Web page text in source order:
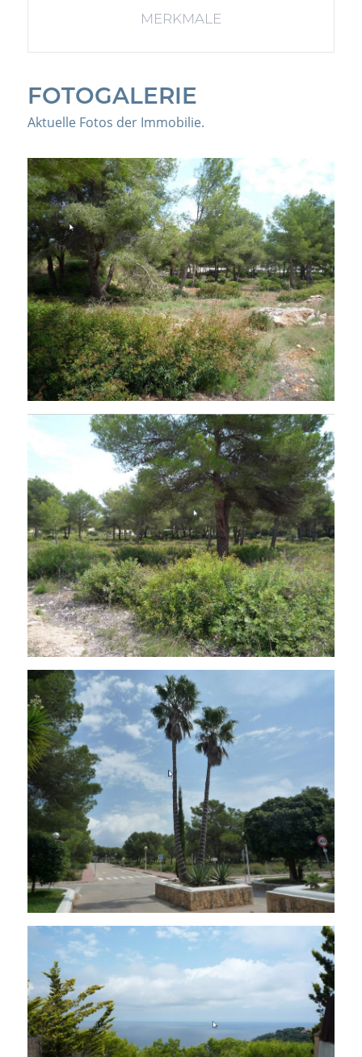
MERKMALE
FOTOGALERIE
Aktuelle Fotos der Immobilie.